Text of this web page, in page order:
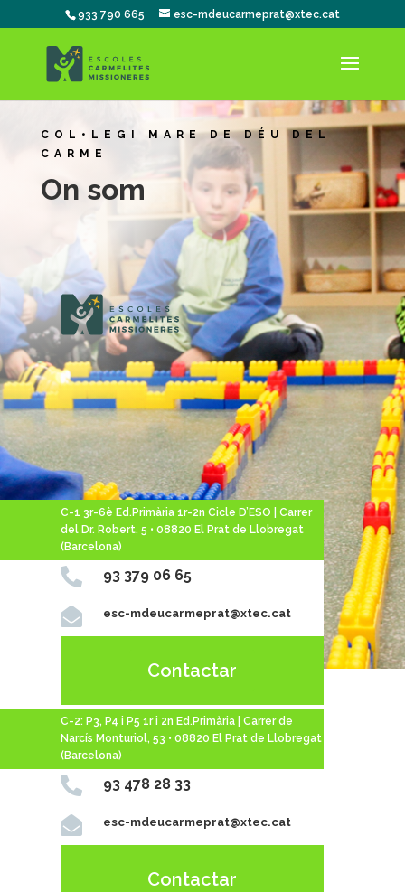
933 790 665 esc-mdeucarmeprat@xtec.cat
COL•LEGI MARE DE DÉU DEL
CARME
On som
C-1 3r-6è Ed.Primària 1r-2n Cicle D’ESO | Carrer
del Dr. Robert, 5 • 08820 El Prat de Llobregat
(Barcelona)
 93 379 06 65
 esc-mdeucarmeprat@xtec.cat
Contactar
C-2: P3, P4 i P5 1r i 2n Ed.Primària | Carrer de
Narcís Monturiol, 53 • 08820 El Prat de Llobregat
(Barcelona)
 93 478 28 33
 esc-mdeucarmeprat@xtec.cat
Contactar